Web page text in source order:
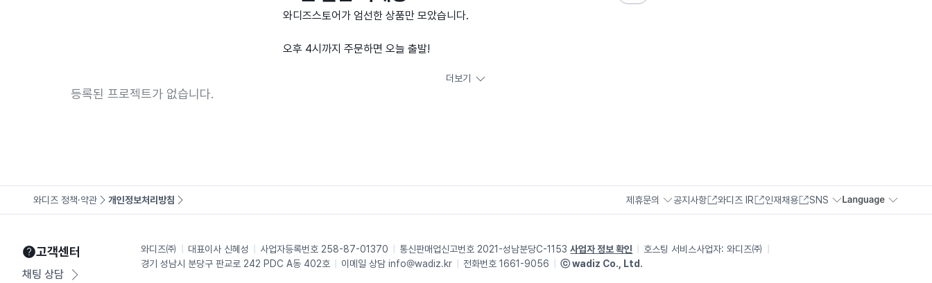
와디즈스토어가 엄선한 상품만 모았습니다.
오후 4시까지 주문하면 오늘 출발!
더보기
등록된 프로젝트가 없습니다.
와디즈 정책·약관 개인정보처리방침 제휴문의 공지사항 와디즈 IR 인재채용 SNS
고객센터
채팅 상담
와디즈㈜ 대표이사 신혜성 사업자등록번호 258-87-01370 통신판매업신고번호 2021-성남분당C-1153 사업자 정보 확인 호스팅 서비스사업자:와디즈㈜
경기 성남시 분당구 판교로 242 PDC A동 402호
이메일 상담info@wadiz.kr 전화번호 1661-9056 ⓒ wadiz Co., Ltd.